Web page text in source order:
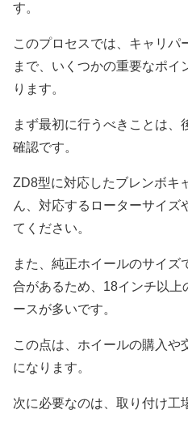
す。
このプロセスでは、キャリパ
まで、いくつかの重要なポイ
ります。
まず最初に行うべきことは、
確認です。
ZD8型に対応したブレンボキ
ん、対応するローターサイズ
てください。
また、純正ホイールのサイ
合があるため、18インチ以上
ースが多いです。
この点は、ホイールの購入や
になります。
次に必要なのは、取り付け工